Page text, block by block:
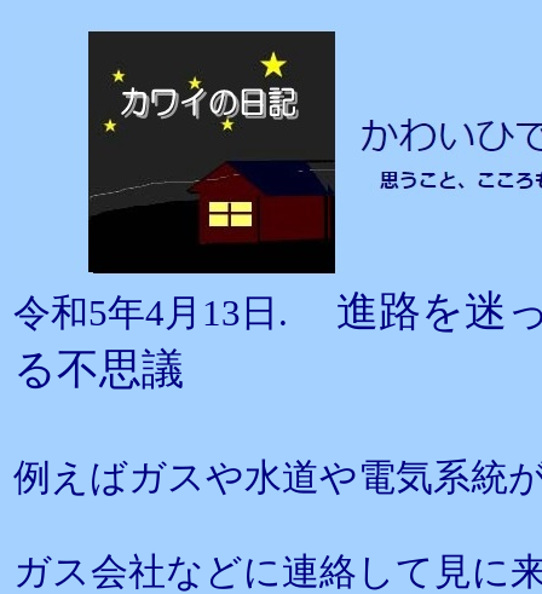
令和5年4月13日.
進路を迷
る不思議
例えばガスや水道や電気系統
ガス会社などに連絡して見に